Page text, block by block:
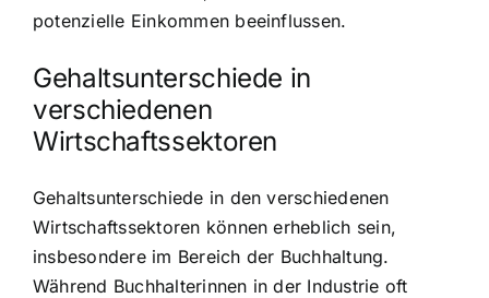
potenzielle Einkommen beeinflussen.
Gehaltsunterschiede in
verschiedenen
Wirtschaftssektoren
Gehaltsunterschiede in den verschiedenen
Wirtschaftssektoren können erheblich sein,
insbesondere im Bereich der Buchhaltung.
Während Buchhalterinnen in der Industrie oft